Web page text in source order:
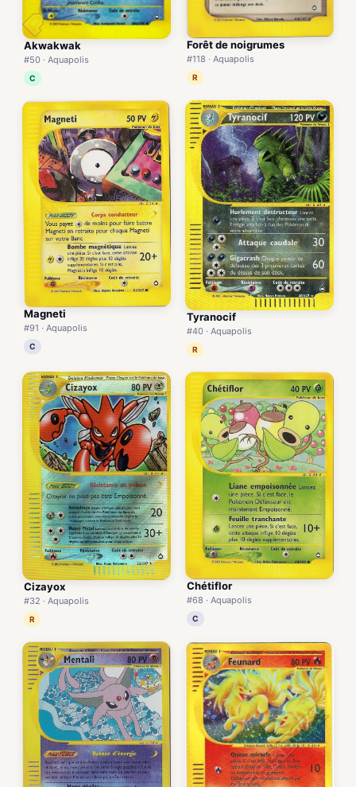
Akwakwak
#50 · Aquapolis
C
Forêt de noigrumes
#118 · Aquapolis
R
Magneti
#91 · Aquapolis
C
Tyranocif
#40 · Aquapolis
R
Cizayox
#32 · Aquapolis
R
Chétiflor
#68 · Aquapolis
C